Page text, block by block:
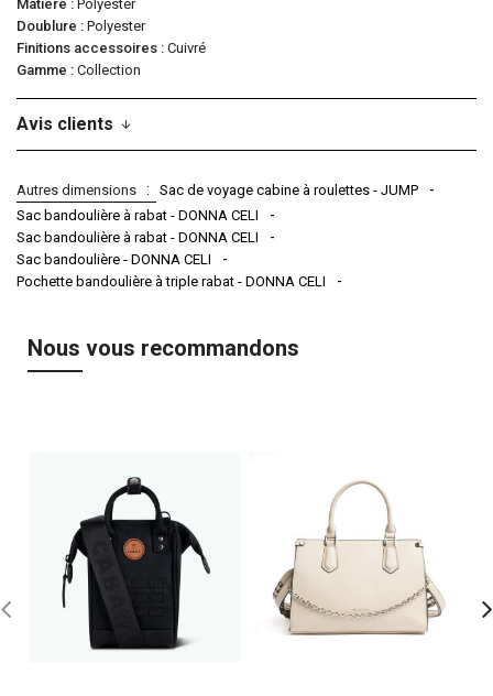
Matière
Polyester
Doublure
Polyester
Finitions accessoires Cuivré
Gamme
Collection
Avis clients
Autres dimensions
Sac de voyage cabine à roulettes - JUMP
Sac bandoulière à rabat - DONNA CELI
Sac bandoulière à rabat - DONNA CELI
Sac bandoulière - DONNA CELI
Pochette bandoulière à triple rabat - DONNA CELI
Nous vous recommandons